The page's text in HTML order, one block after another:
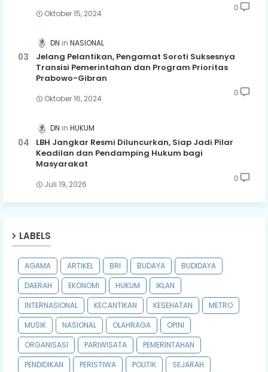
Oktober 15, 2024
0
DN NASIONAL
Jelang Pelantikan, Pengamat Soroti Suksesnya
Transisi Pemerintahan dan Program Prioritas
Prabowo-Gibran
Oktober 16, 2024
0
DN HUKUM
LBH Jangkar Resmi Diluncurkan, Siap Jadi Pilar
Keadilan dan Pendamping Hukum bagi
Masyarakat
Juli 19, 2026
0
LABELS
AGAMA ARTIKEL BRI BUDAYA
BUDIDAYA
DAERAH
EKONOMI HUKUM
IKLAN
INTERNASIONAL
KECANTIKAN KESEHATAN
METRO
MUSIK
NASIONAL OLAHRAGA
OPINI
ORGANISASI
PARIWISATA
PEMERINTAHAN
PENDIDIKAN
PERISTIWA POLITIK
SEJARAH